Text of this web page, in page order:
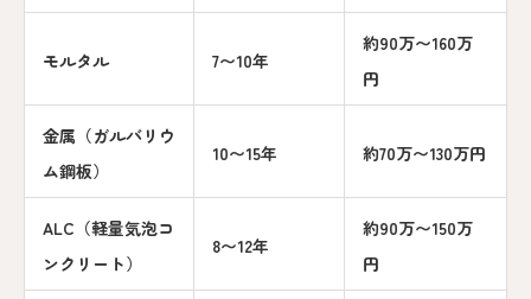
モルタル 7〜10年
約90万〜160万
円
金属（ガルバリウ
ム鋼板）
10〜15年 約70万〜130万円
ALC（軽量気泡コ
ンクリート）
8〜12年
約90万〜150万
円